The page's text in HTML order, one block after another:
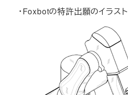
・Foxbotの特許出願のイラスト